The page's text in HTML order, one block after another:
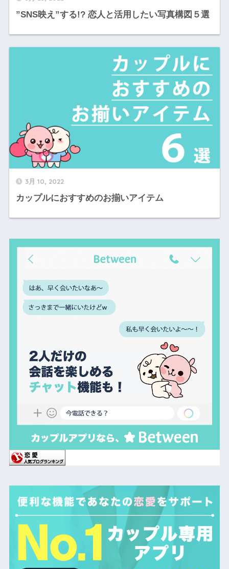
”SNS映え”する!? 恋人と活用したい写真構図５選
3月 10, 2022
カップルにおすすめのお揃いアイテム